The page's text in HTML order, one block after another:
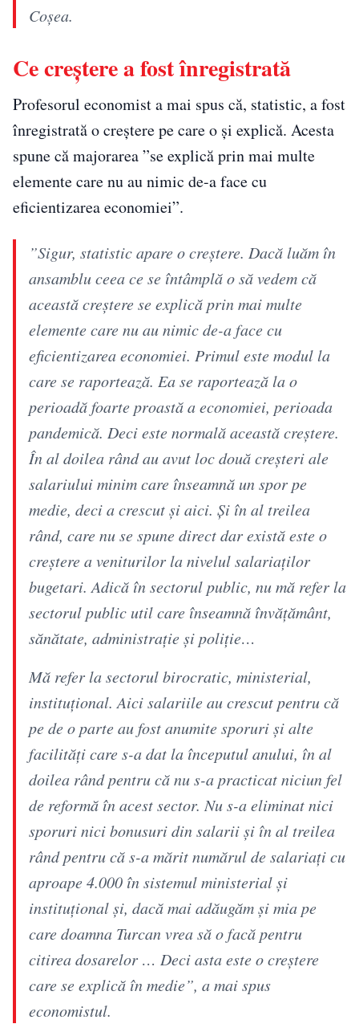
Coșea.
Ce creștere a fost înregistrată
Profesorul economist a mai spus că, statistic, a fost
înregistrată o creștere pe care o și explică. Acesta
spune că majorarea ”se explică prin mai multe
elemente care nu au nimic de-a face cu
eficientizarea economiei”.
”Sigur, statistic apare o creștere. Dacă luăm în
ansamblu ceea ce se întâmplă o să vedem că
această creștere se explică prin mai multe
elemente care nu au nimic de-a face cu
eficientizarea economiei. Primul este modul la
care se raportează. Ea se raportează la o
perioadă foarte proastă a economiei, perioada
pandemică. Deci este normală această creștere.
În al doilea rând au avut loc două creșteri ale
salariului minim care înseamnă un spor pe
medie, deci a crescut și aici. Și în al treilea
rând, care nu se spune direct dar există este o
creștere a veniturilor la nivelul salariaților
bugetari. Adică în sectorul public, nu mă refer la
sectorul public util care înseamnă învățământ,
sănătate, administrație și poliție…
Mă refer la sectorul birocratic, ministerial,
instituțional. Aici salariile au crescut pentru că
pe de o parte au fost anumite sporuri și alte
facilități care s-a dat la începutul anului, în al
doilea rând pentru că nu s-a practicat niciun fel
de reformă în acest sector. Nu s-a eliminat nici
sporuri nici bonusuri din salarii și în al treilea
rând pentru că s-a mărit numărul de salariați cu
aproape 4.000 în sistemul ministerial și
instituțional și, dacă mai adăugăm și mia pe
care doamna Turcan vrea să o facă pentru
citirea dosarelor … Deci asta este o creștere
care se explică în medie”, a mai spus
economistul.